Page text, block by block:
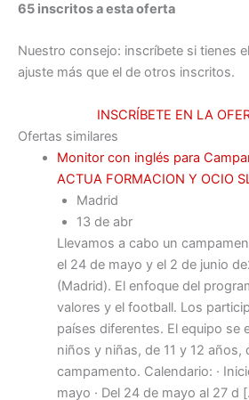
65 inscritos a esta oferta
Nuestro consejo: inscríbete si tienes
ajuste más que el de otros inscritos.
INSCRÍBETE EN LA
Ofertas similares
Monitor con inglés para
ACTUA FORMACION Y OCIO
Madrid
13 de abr
Llevamos a cabo un
el 24 de mayo y el 2 de junio
(Madrid). El enfoque del
valores y el football. Los
países diferentes. El equipo se
niños y niñas, de 11 y 12 años,
campamento. Calendario: ·
mayo · Del 24 de mayo al 27 d